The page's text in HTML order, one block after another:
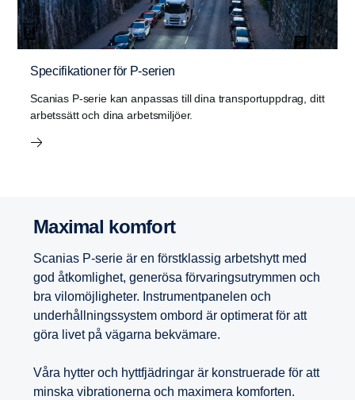
Specifikationer för P-serien
Scanias P-serie kan anpassas till dina transportuppdrag, ditt
arbetssätt och dina arbetsmiljöer.
Maximal komfort
Scanias P-serie är en förstklassig arbetshytt med
god åtkomlighet, generösa förvaringsutrymmen och
bra vilomöjligheter. Instrumentpanelen och
underhållningssystem ombord är optimerat för att
göra livet på vägarna bekvämare.
Våra hytter och hyttfjädringar är konstruerade för att
minska vibrationerna och maximera komforten.